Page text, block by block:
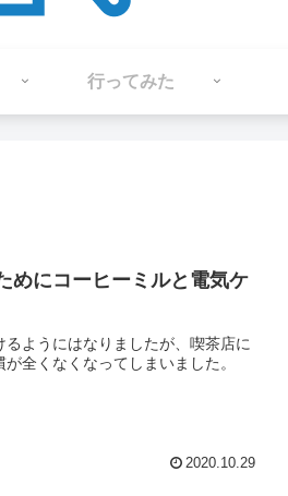
行ってみた
めにコーヒーミルと電気ケ
ようにはなりましたが、喫茶店に
全くなくなってしまいました。
2020.10.29